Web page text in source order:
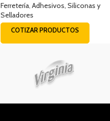
Ferretería Adhesivos, Siliconas y
Selladores
COTIZAR PRODUCTOS